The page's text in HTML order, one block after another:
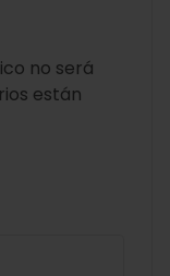
no será
están